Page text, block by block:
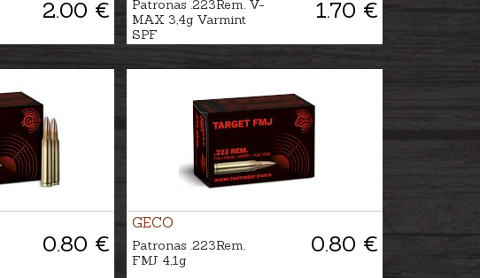
2.00 € 1.70 €
Patronas .223Rem. V-
MAX 3,4g Varmint
SPF
0.80 €
GECO
0.80 €
Patronas .223Rem.
FMJ 4,1g